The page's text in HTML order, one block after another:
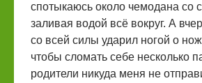
спотыкаюсь около чемодана со
заливая водой всё вокруг. А
со всей силы ударил ногой о
чтобы сломать себе несколько
родители никуда меня не